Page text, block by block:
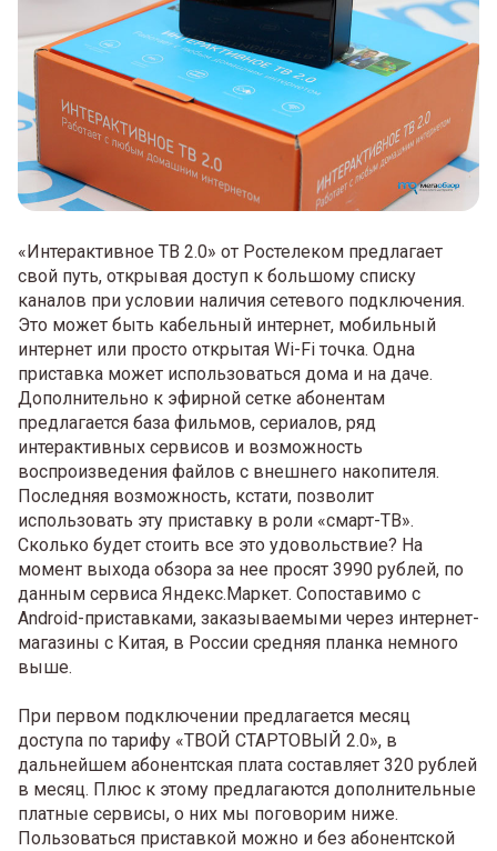
«Интерактивное ТВ 2.0» от Ростелеком предлагает
свой путь, открывая доступ к большому списку
каналов при условии наличия сетевого подключения.
Это может быть кабельный интернет, мобильный
интернет или просто открытая Wi-Fi точка. Одна
приставка может использоваться дома и на даче.
Дополнительно к эфирной сетке абонентам
предлагается база фильмов, сериалов, ряд
интерактивных сервисов и возможность
воспроизведения файлов с внешнего накопителя.
Последняя возможность, кстати, позволит
использовать эту приставку в роли «смарт-ТВ».
Сколько будет стоить все это удовольствие? На
момент выхода обзора за нее просят 3990 рублей, по
данным сервиса Яндекс.Маркет. Сопоставимо с
Android-приставками, заказываемыми через интернет-
магазины с Китая, в России средняя планка немного
выше.
При первом подключении предлагается месяц
доступа по тарифу «ТВОЙ СТАРТОВЫЙ 2.0», в
дальнейшем абонентская плата составляет 320 рублей
в месяц. Плюс к этому предлагаются дополнительные
платные сервисы, о них мы поговорим ниже.
Пользоваться приставкой можно и без абонентской